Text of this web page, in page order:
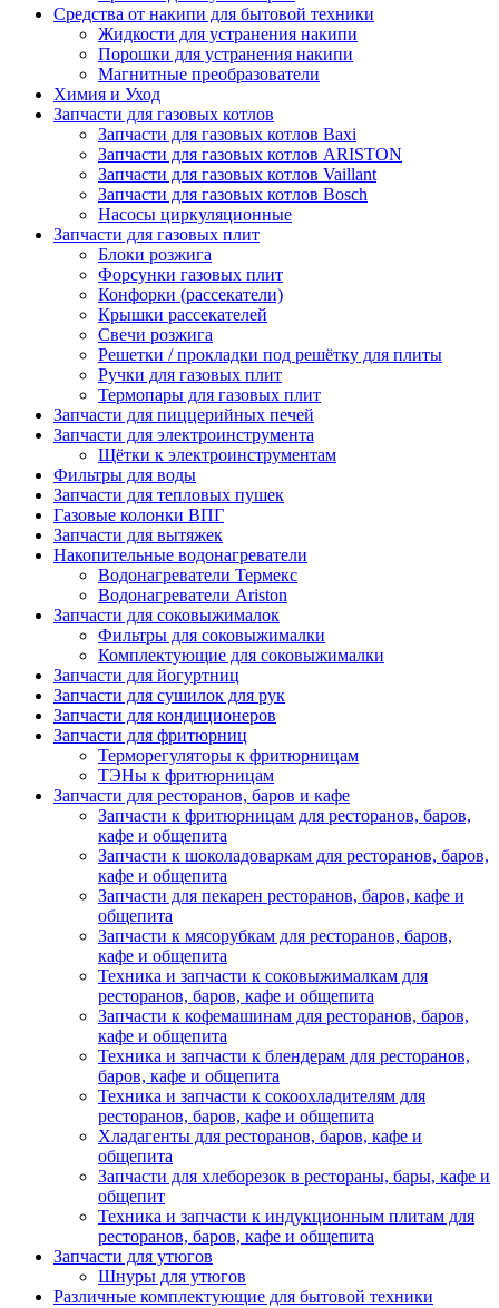
Средства от накипи для бытовой техники
Жидкости для устранения накипи
Порошки для устранения накипи
Магнитные преобразователи
Химия и Уход
Запчасти для газовых котлов
Запчасти для газовых котлов Baxi
Запчасти для газовых котлов ARISTON
Запчасти для газовых котлов Vaillant
Запчасти для газовых котлов Bosch
Насосы циркуляционные
Запчасти для газовых плит
Блоки розжига
Форсунки газовых плит
Конфорки (рассекатели)
Крышки рассекателей
Свечи розжига
Решетки / прокладки под решётку для плиты
Ручки для газовых плит
Термопары для газовых плит
Запчасти для пиццерийных печей
Запчасти для электроинструмента
Щётки к электроинструментам
Фильтры для воды
Запчасти для тепловых пушек
Газовые колонки ВПГ
Запчасти для вытяжек
Накопительные водонагреватели
Водонагреватели Термекс
Водонагреватели Ariston
Запчасти для соковыжималок
Фильтры для соковыжималки
Комплектующие для соковыжималки
Запчасти для йогуртниц
Запчасти для сушилок для рук
Запчасти для кондиционеров
Запчасти для фритюрниц
Терморегуляторы к фритюрницам
ТЭНы к фритюрницам
Запчасти для ресторанов, баров и кафе
Запчасти к фритюрницам для ресторанов, баров,
кафе и общепита
Запчасти к шоколадоваркам для ресторанов, баров,
кафе и общепита
Запчасти для пекарен ресторанов, баров, кафе и
общепита
Запчасти к мясорубкам для ресторанов, баров,
кафе и общепита
Техника и запчасти к соковыжималкам для
ресторанов, баров, кафе и общепита
Запчасти к кофемашинам для ресторанов, баров,
кафе и общепита
Техника и запчасти к блендерам для ресторанов,
баров, кафе и общепита
Техника и запчасти к сокоохладителям для
ресторанов, баров, кафе и общепита
Хладагенты для ресторанов, баров, кафе и
общепита
Запчасти для хлеборезок в рестораны, бары, кафе и
общепит
Техника и запчасти к индукционным плитам для
ресторанов, баров, кафе и общепита
Запчасти для утюгов
Шнуры для утюгов
Различные комплектующие для бытовой техники